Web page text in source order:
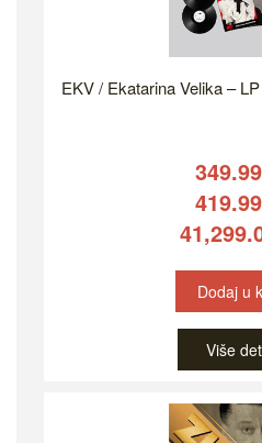
EKV / Ekatarina Velika –
349.99
419.99
Dodaj u
Više